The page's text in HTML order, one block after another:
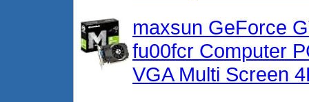
maxsun GeForce
fu00fcr Computer
VGA Multi Screen